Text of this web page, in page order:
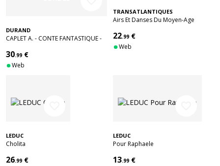
DURAND
CAPLET A. - CONTE FANTASTIQUE -
30.99 €
Web
TRANSATLANTIQUES
Airs Et Danses Du Moyen-Age
22.99 €
Web
LEDUC
Cholita
26.99 €
LEDUC
Pour Raphaele
13.99 €